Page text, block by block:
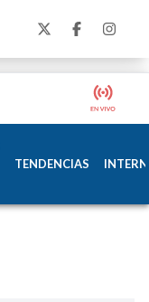
TENDENCIAS